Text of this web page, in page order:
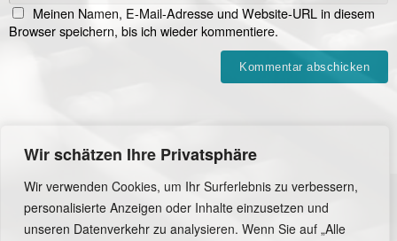
Wir schätzen Ihre Privatsphäre
Wir verwenden Cookies, um Ihr Surferlebnis zu verbessern,
personalisierte Anzeigen oder Inhalte einzusetzen und
unseren Datenverkehr zu analysieren. Wenn Sie auf „Alle
Meinen Namen, E-Mail-Adresse und Website-URL in diesem
Browser speichern, bis ich wieder kommentiere.
© 2014-2022 Big Easy Studio - Alle Rechte vorbehalten